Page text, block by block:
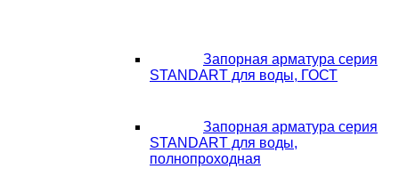
Запорная арматура серия
STANDART для воды, ГОСТ
Запорная арматура серия
STANDART для воды,
полнопроходная